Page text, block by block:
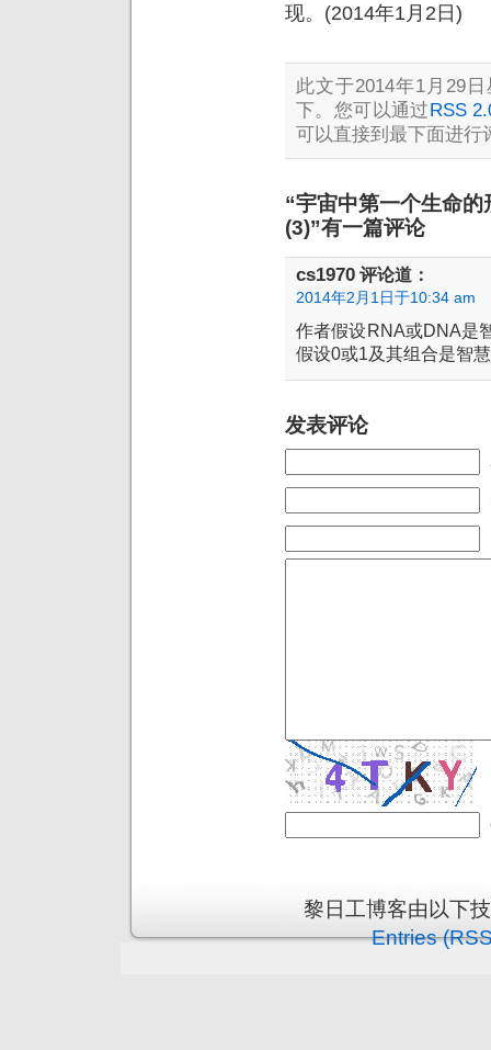
现。(2014年1月2日)
此文于2014年1月29
下。您可以通过 RSS
可以直接到最下面进行
“宇宙中第一个生命
(3)”有一篇评论
cs1970 评论道：
2014年2月1日于10:34 am
作者假设RNA或DNA是
假设0或1及其组合是智
发表评论
黎日工博客由以下
Entries